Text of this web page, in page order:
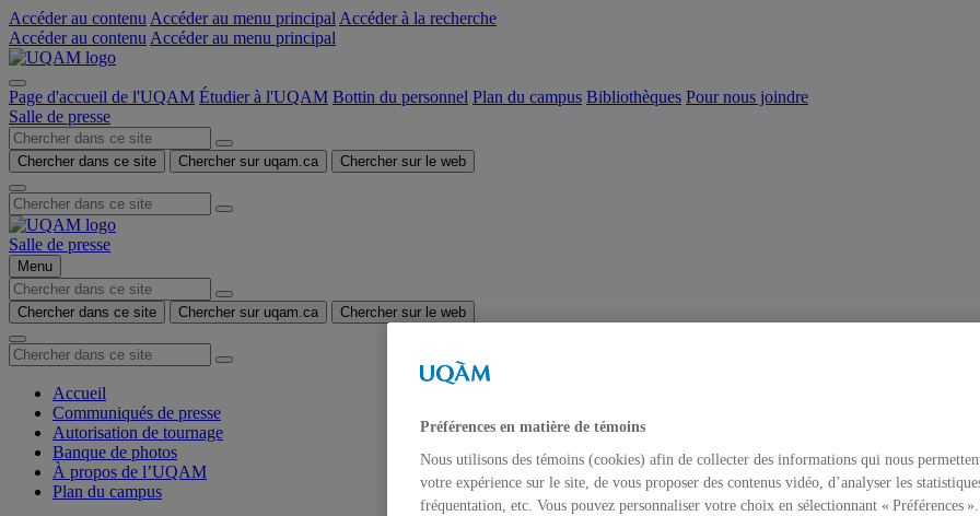
Accéder au contenu Accéder au menu principal Accéder à la recherche
Accéder au contenu Accéder au menu principal
Page d'accueil de l'UQAM Étudier à l'UQAM Bottin du personnel Plan du campus Bibliothèques Pour nous joindre
Salle de presse
Chercher dans ce site Chercher sur uqam.ca Chercher sur le web
Salle de presse
Menu
Chercher dans ce site Chercher sur uqam.ca Chercher sur le web
Accueil
Communiqués de presse
Autorisation de tournage
Banque de photos
À propos de l’UQAM
Plan du campus
Préférences en matière de témoins
Nous utilisons des témoins (cookies) afin de collecter des informations qui nous
votre expérience sur le site, de vous proposer des contenus vidéo, d’analyser les
fréquentation, etc. Vous pouvez personnaliser votre choix en sélectionnant « Préférences ».